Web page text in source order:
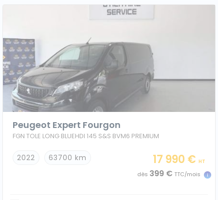
Peugeot Expert Fourgon
FGN TOLE LONG BLUEHDI 145 S&S BVM6 PREMIUM
2022 63700 km 17 990 € HT
dès 399 € TTC/mois